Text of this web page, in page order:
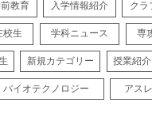
教育 入学情報紹介 クラ
校生 学科ニュース 専
新規カテゴリー 授業紹介
バイオテクノロジー アス